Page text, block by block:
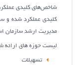
شاخص‌هاي كليدي
كليدي عملكرد شده و
مديريت ارشد سازمان
لیست حوزه های ارائه
تسهیلات